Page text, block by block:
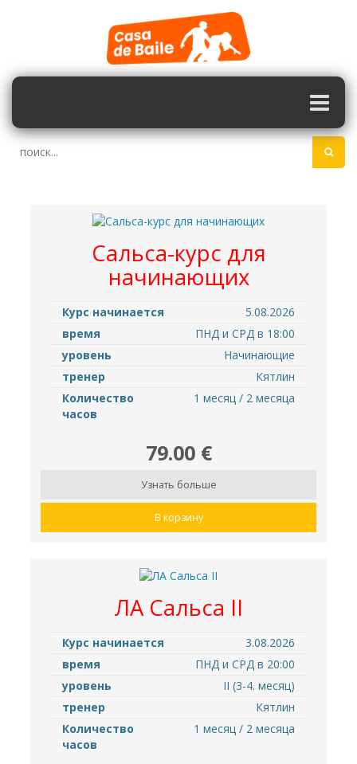
Сальса-курс для
начинающих
Курс начинается
5.08.2026
время
ПНД и СРД в 18:00
уровень
Hачинающие
тренер
Кятлин
Количество
часов
1 месяц / 2 месяца
79.00 €
Узнать больше
В корзину
ЛА Cальса II
Курс начинается
3.08.2026
время
ПНД и СРД в 20:00
уровень
II (3-4. месяц)
тренер
Кятлин
Количество
часов
1 месяц / 2 месяца